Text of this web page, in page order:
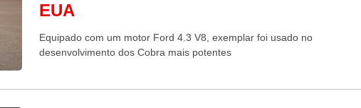
EUA
Equipado com um motor Ford 4.3 V8, exemplar foi usado no
desenvolvimento dos Cobra mais potentes